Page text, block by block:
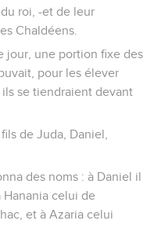
roi, -et de leur
Chaldéens.
jour, une portion fixe des
pour les élever
se tiendraient devant
de Juda, Daniel,
des noms : à Daniel il
Hanania celui de
et à Azaria celui